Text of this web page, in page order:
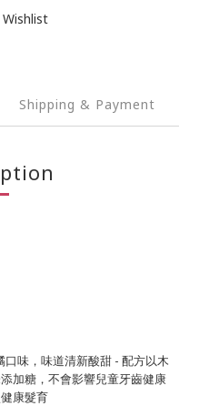
Shipping & Payment
味，味道清新酸甜 - 配方以木
加糖，不會影響兒童牙齒健康
康髮育